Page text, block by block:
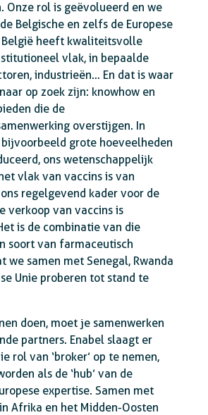
Onze rol is geëvolueerd en we
Belgische en zelfs de Europese
België heeft kwaliteitsvolle
vlak, in bepaalde
industrieën… En dat is waar
op zoek zijn: knowhow en
die de
overstijgen. In
grote hoeveelheden
ons wetenschappelijk
vlak van vaccins is van
regelgevend kader voor de
verkoop van vaccins is
is de combinatie van die
soort van farmaceutisch
we samen met Senegal, Rwanda
Unie proberen tot stand te
doen, moet je samenwerken
partners. Enabel slaagt er
rol van ‘broker’ op te nemen,
als de ‘hub’ van de
expertise. Samen met
Afrika en het Midden-Oosten